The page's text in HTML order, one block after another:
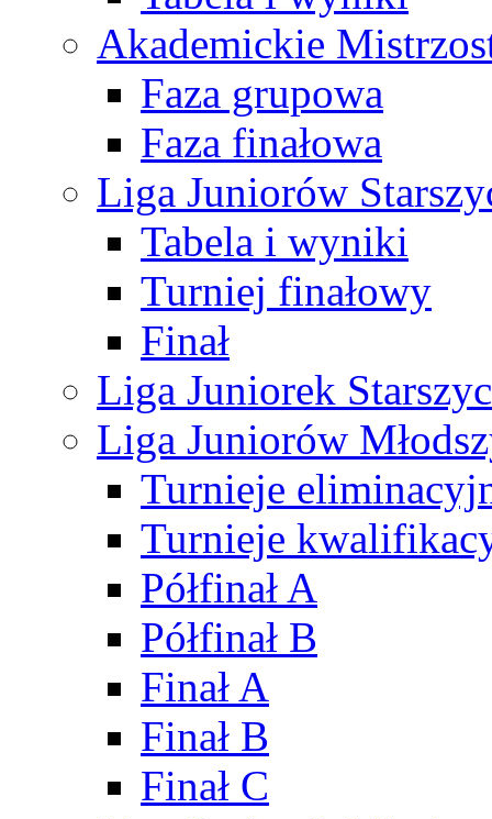
Akademickie
Faza grupowa
Faza finałowa
Liga Juniorów
Tabela i wyniki
Turniej finałowy
Finał
Liga Juniorek
Liga Juniorów
Turnieje
Turnieje
Półfinał A
Półfinał B
Finał A
Finał B
Finał C